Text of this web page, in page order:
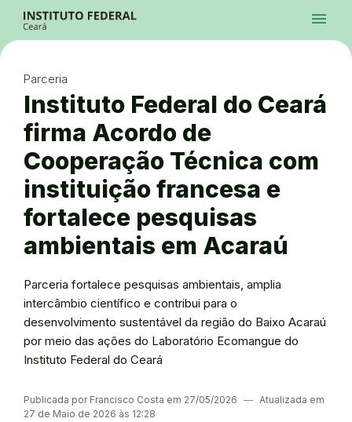
Ir para a busca
Ir para o menu principal
Ir para o conteúdo
Alto Contraste
Login da Área Administrativa
Acessibilidade
menu
InstagramTwitter/XFacebook
Parceria
Instituto Federal do Ceará
firma Acordo de
Cooperação Técnica com
instituição francesa e
fortalece pesquisas
ambientais em Acaraú
Parceria fortalece pesquisas ambientais, amplia
intercâmbio científico e contribui para o
desenvolvimento sustentável da região do Baixo Acaraú
por meio das ações do Laboratório Ecomangue do
Instituto Federal do Ceará
Publicada por Francisco Costa em 27/05/2026 ― Atualizada em
27 de Maio de 2026 às 12:28